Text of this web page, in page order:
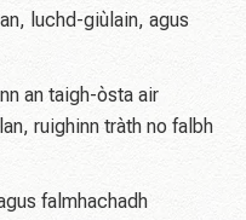
luchd-giùlain, agus
an taigh-òsta air
ruighinn tràth no falbh
falmhachadh